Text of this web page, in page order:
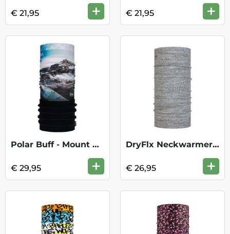
€ 21,95 + € 21,95 +
Polar Buff - Mount Everst Blue
€ 29,95 +
DryFlx Neckwarmer - Solid Light Grey
€ 26,95 +